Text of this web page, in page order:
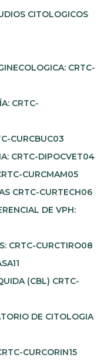
CITOLOGICOS
CRTC-
CRTC-
CURCBUC03
CRTC-DIPOCVET04
CURCMAM05
CRTC-CURTECH06
DE VPH:
CRTC-CURCTIRO08
(CBL) CRTC-
DE CITOLOGIA
CURCORIN15